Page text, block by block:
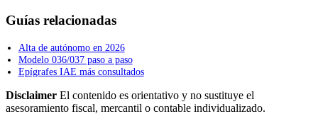
Guías relacionadas
Alta de autónomo en 2026
Modelo 036/037 paso a paso
Epígrafes IAE más consultados
Disclaimer El contenido es orientativo y no sustituye el
asesoramiento fiscal, mercantil o contable individualizado.